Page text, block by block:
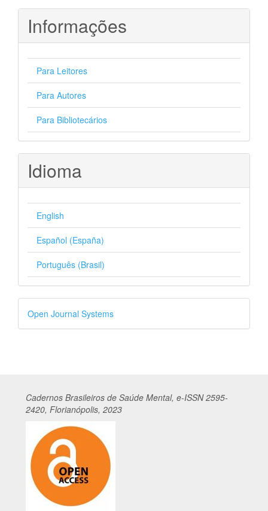
Informações
Para Leitores
Para Autores
Para Bibliotecários
Idioma
English
Español (España)
Português (Brasil)
Desenvolvido
por
Open Journal Systems
Cadernos Brasileiros de Saúde Mental, e-ISSN 2595-
2420, Florianópolis, 2023